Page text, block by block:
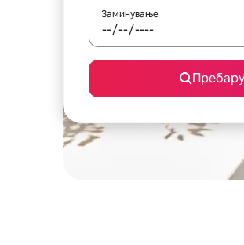
Заминување